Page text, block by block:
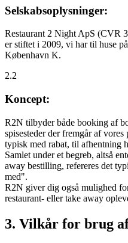
Selskabsoplysninger:
Restaurant 2 Night ApS (CVR
er stiftet i 2009, vi har til huse
København K.
2.2
Koncept:
R2N tilbyder både booking af
spisesteder der fremgår af
typisk med rabat, til afhentning
Samlet under et begreb, altså
away bestilling, refereres det
med".
R2N giver dig også mulighed
restaurant- eller take away
3. Vilkår for brug